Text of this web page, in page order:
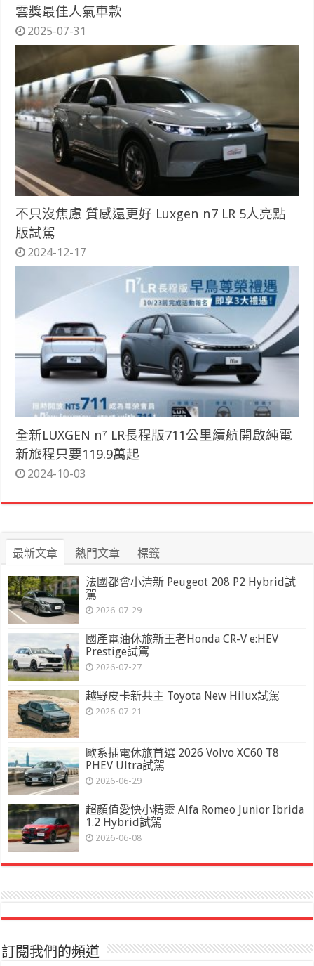
雲獎最佳人氣車款
2025-07-31
不只沒焦慮 質感還更好 Luxgen n7 LR 5人亮點
版試駕
2024-12-17
全新LUXGEN n⁷ LR長程版711公里續航開啟純電
新旅程只要119.9萬起
2024-10-03
最新文章 熱門文章 標籤
法國都會小清新 Peugeot 208 P2 Hybrid試
駕
2026-07-29
國產電油休旅新王者Honda CR-V e:HEV
Prestige試駕
2026-07-27
越野皮卡新共主 Toyota New Hilux試駕
2026-07-21
歐系插電休旅首選 2026 Volvo XC60 T8
PHEV Ultra試駕
2026-06-29
超顏值愛快小精靈 Alfa Romeo Junior Ibrida
1.2 Hybrid試駕
2026-06-08
訂閱我們的頻道